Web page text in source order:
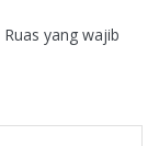
Ruas yang wajib